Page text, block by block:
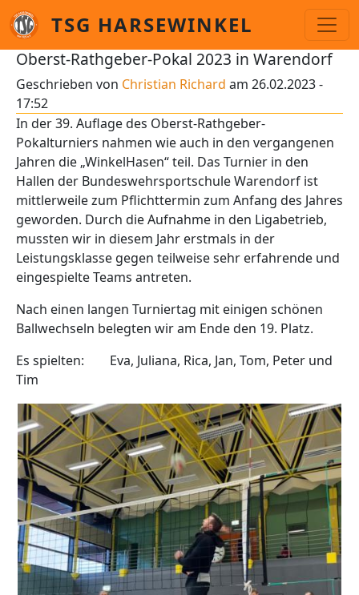
Direkt zum Inhalt
TSG HARSEWINKEL
Oberst-Rathgeber-Pokal 2023 in Warendorf
Geschrieben von Christian Richard am 26.02.2023 -
17:52
In der 39. Auflage des Oberst-Rathgeber-
Pokalturniers nahmen wie auch in den vergangenen
Jahren die „WinkelHasen“ teil. Das Turnier in den
Hallen der Bundeswehrsportschule Warendorf ist
mittlerweile zum Pflichttermin zum Anfang des Jahres
geworden. Durch die Aufnahme in den Ligabetrieb,
mussten wir in diesem Jahr erstmals in der
Leistungsklasse gegen teilweise sehr erfahrende und
eingespielte Teams antreten.
Nach einen langen Turniertag mit einigen schönen
Ballwechseln belegten wir am Ende den 19. Platz.
Es spielten: Eva, Juliana, Rica, Jan, Tom, Peter und
Tim